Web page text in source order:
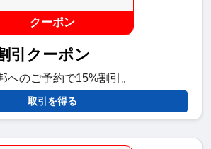
クーポン
引クーポン
へのご予約で15%割引。
取引を得る